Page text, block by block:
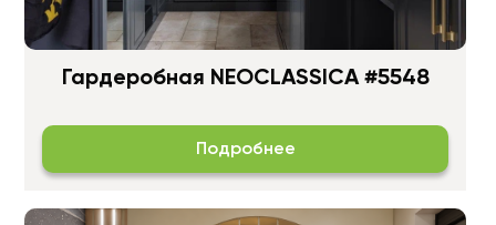
Гардеробная NEOCLASSICA #5548
Подробнее